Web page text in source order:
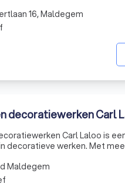
16, Maldegem
decoratiewerken Carl
Carl Laloo is
decoratieve werken. Met
Maldegem